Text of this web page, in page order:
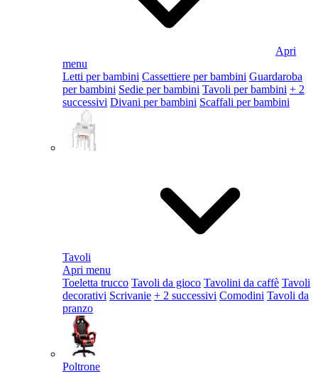
Apri
menu
Letti per bambini Cassettiere per bambini Guardaroba
per bambini Sedie per bambini Tavoli per bambini + 2
successivi Divani per bambini Scaffali per bambini
Tavoli
Apri menu
Toeletta trucco Tavoli da gioco Tavolini da caffè Tavoli
decorativi Scrivanie + 2 successivi Comodini Tavoli da
pranzo
Poltrone